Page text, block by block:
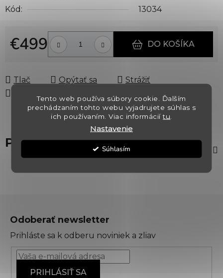
Tento web používa súbory cookie. Ďalším
prechádzaním tohto webu vyjadrujete súhlas s
ich používaním. Viac informáciítu
Nastavenie
Súhlasím
Kód:
13034
€499
Jednotková cena:
DO KOŠÍKA
Tlač Opýtať sa
Strážiť
Popis
Odoberať newsletter
Prihláste sa k odberu noviniek a zliav
PRIHLÁSIŤ SA